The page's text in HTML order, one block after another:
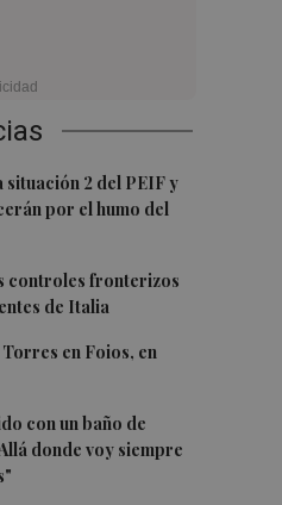
situación 2 del PEIF y
por el humo del
controles fronterizos
de Italia
en Foios, en
con un baño de
donde voy siempre